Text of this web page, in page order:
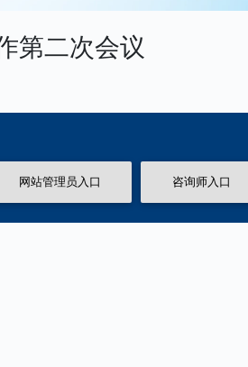
第二次会议
网站管理员入口 咨询师入口